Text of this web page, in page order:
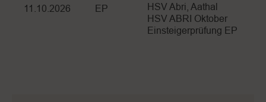
11.10.2026 EP
HSV Abri, Aathal
HSV ABRI Oktober
Einsteigerprüfung EP